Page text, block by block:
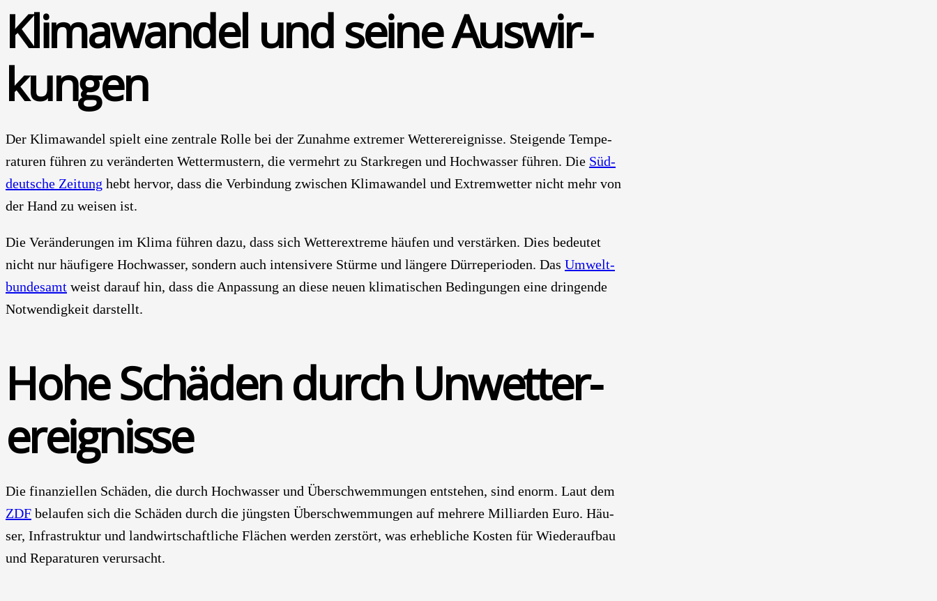
Kli­ma­wan­del und sei­ne Aus­wir­
kun­gen
Der Kli­ma­wan­del spielt eine zen­tra­le Rol­le bei der Zunah­me extre­mer Wet­ter­ereig­nis­se. Stei­gen­de Tem­pe­
ra­tu­ren füh­ren zu ver­än­der­ten Wet­ter­mus­tern, die ver­mehrt zu Stark­re­gen und Hoch­was­ser füh­ren. Die Süd­
deut­sche Zei­tung hebt her­vor, dass die Ver­bin­dung zwi­schen Kli­ma­wan­del und Extrem­wet­ter nicht mehr von
der Hand zu wei­sen ist.
Die Ver­än­de­run­gen im Kli­ma füh­ren dazu, dass sich Wet­ter­ex­tre­me häu­fen und ver­stär­ken. Dies bedeu­tet
nicht nur häu­fi­ge­re Hoch­was­ser, son­dern auch inten­si­ve­re Stür­me und län­ge­re Dür­re­pe­ri­oden. Das Umwelt­
bun­des­amt weist dar­auf hin, dass die Anpas­sung an die­se neu­en kli­ma­ti­schen Bedin­gun­gen eine drin­gen­de
Not­wen­dig­keit dar­stellt.
Hohe Schä­den durch Unwet­ter­
er­eig­nis­se
Die finan­zi­el­len Schä­den, die durch Hoch­was­ser und Über­schwem­mun­gen ent­ste­hen, sind enorm. Laut dem
ZDF belau­fen sich die Schä­den durch die jüngs­ten Über­schwem­mun­gen auf meh­re­re Mil­li­ar­den Euro. Häu­
ser, Infra­struk­tur und land­wirt­schaft­li­che Flä­chen wer­den zer­stört, was erheb­li­che Kos­ten für Wie­der­auf­bau
und Repa­ra­tu­ren ver­ur­sacht.